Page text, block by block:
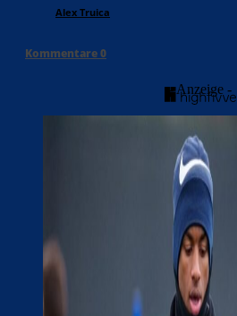
Alex Truica
Kommentare0
- Anzeige -